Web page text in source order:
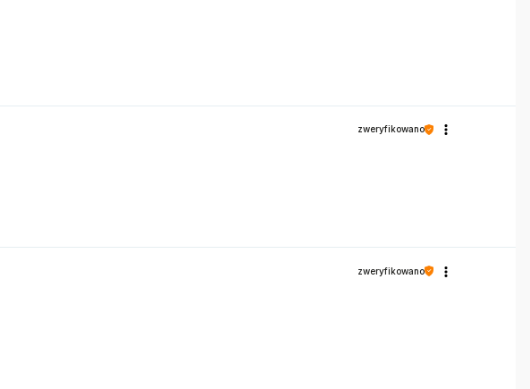
zweryfikowano
zweryfikowano